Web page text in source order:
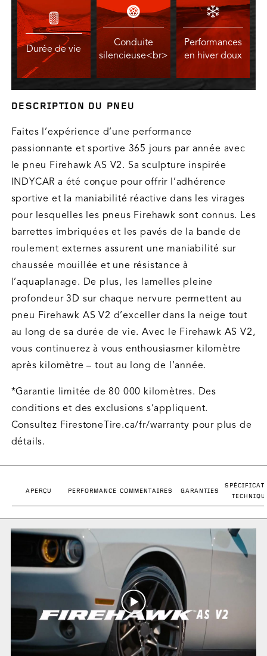
Durée de vie
Conduite
silencieuse<br>
Performances
en hiver doux
DESCRIPTION DU PNEU
Faites l’expérience d’une performance
passionnante et sportive 365 jours par année avec
le pneu Firehawk AS V2. Sa sculpture inspirée
INDYCAR a été conçue pour offrir l’adhérence
sportive et la maniabilité réactive dans les virages
pour lesquelles les pneus Firehawk sont connus. Les
barrettes imbriquées et les pavés de la bande de
roulement externes assurent une maniabilité sur
chaussée mouillée et une résistance à
l’aquaplanage. De plus, les lamelles pleine
profondeur 3D sur chaque nervure permettent au
pneu Firehawk AS V2 d’exceller dans la neige tout
au long de sa durée de vie. Avec le Firehawk AS V2,
vous continuerez à vous enthousiasmer kilomètre
après kilomètre – tout au long de l’année.
*Garantie limitée de 80 000 kilomètres. Des
conditions et des exclusions s’appliquent.
Consultez FirestoneTire.ca/fr/warranty pour plus de
détails.
APERÇU PERFORMANCE COMMENTAIRES GARANTIES